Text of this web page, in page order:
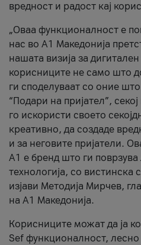
вредност и радост кај
„Оваа функционалност е
нас во А1 Македонија
нашата визија за
корисниците не само што
ги споделуваат со оние
“Подари на пријател”,
го искористи своето
креативно, да создаде
и за неговите пријатели.
А1 е бренд што ги поврзува
технологија, со вистинска
изјави Методија Мирчев,
на А1 Македонија.
Корисниците можат да ја
Sef функционалност,